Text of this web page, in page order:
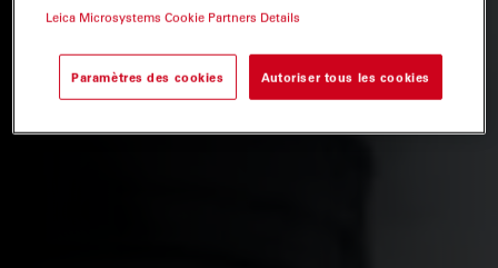
Leica Microsystems Cookie Partners Details
Paramètres des cookies Autoriser tous les cookies